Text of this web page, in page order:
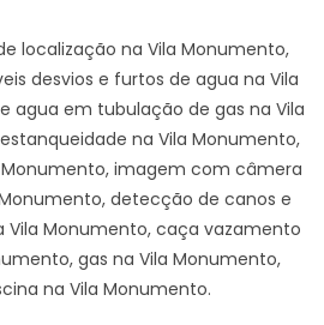
localização na Vila Monumento,
desvios e furtos de agua na Vila
agua em tubulação de gas na Vila
na Vila Monumento,
imagem com câmera
detecção de canos e
Vila Monumento, caça vazamento
gas na Vila Monumento,
na Vila Monumento.